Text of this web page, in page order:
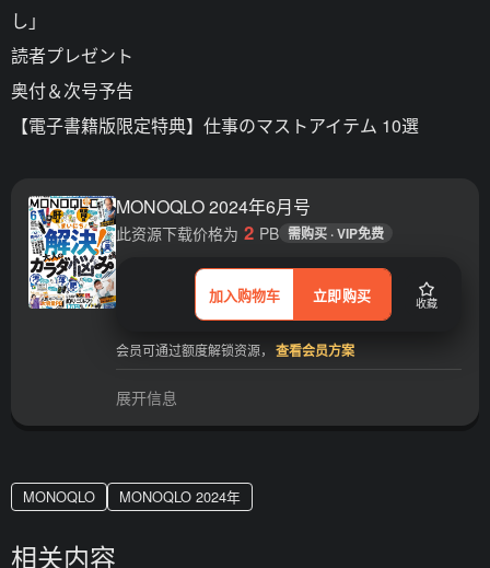
し」
読者プレゼント
奥付＆次号予告
【電子書籍版限定特典】仕事のマストアイテム 10選
MONOQLO 2024年6月号
加入购物车 立即购买 收藏
此资源下载价格为 2 PB 需购买 · VIP免费
会员可通过额度解锁资源， 查看会员方案
展开信息
MONOQLO MONOQLO 2024年
相关内容